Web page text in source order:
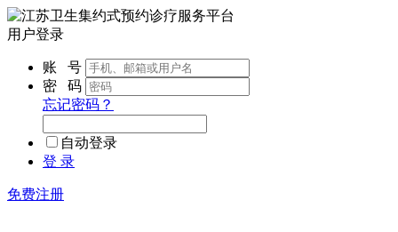
用户登录
账 号
密 码
忘记密码？
自动登录
登 录
免费注册